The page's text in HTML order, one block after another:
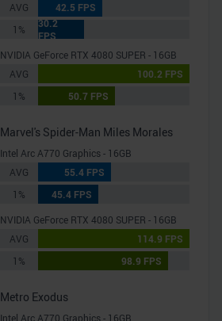
AVG
42.5 FPS
1%
30.2
FPS
NVIDIA GeForce RTX 4080 SUPER - 16GB
AVG
100.2 FPS
1%
50.7 FPS
Marvel's Spider-Man Miles Morales
Intel Arc A770 Graphics - 16GB
AVG
55.4 FPS
1%
45.4 FPS
NVIDIA GeForce RTX 4080 SUPER - 16GB
AVG
114.9 FPS
1%
98.9 FPS
Metro Exodus
Intel Arc A770 Graphics - 16GB